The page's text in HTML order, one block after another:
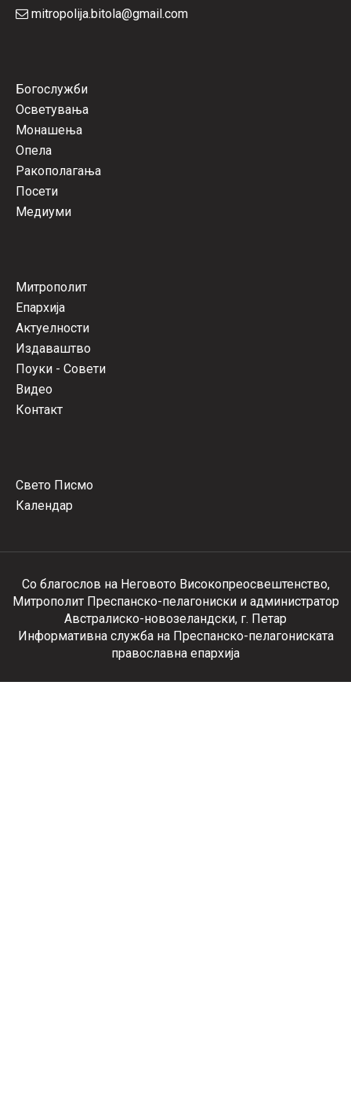
mitropolija.bitola@gmail.com
Богослужби
Осветувања
Монашења
Опела
Ракополагања
Посети
Медиуми
Митрополит
Епархија
Актуелности
Издаваштво
Поуки - Совети
Видео
Контакт
Свето Писмо
Календар
Со благослов на Неговото Високопреосвештенство,
Митрополит Преспанско-пелагониски и администратор
Австралиско-новозеландски, г. Петар
Информативна служба на Преспанско-пелагониската
православна епархија